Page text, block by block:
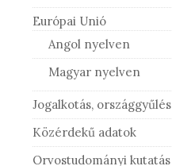
Európai Unió
Angol nyelven
Magyar nyelven
Jogalkotás, országgyűlés
Közérdekű adatok
Orvostudományi kutatás